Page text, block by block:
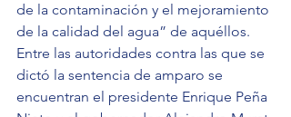
de la contaminación y el mejoramiento
de la calidad del agua” de aquéllos.
Entre las autoridades contra las que se
dictó la sentencia de amparo se
encuentran el presidente Enrique Peña